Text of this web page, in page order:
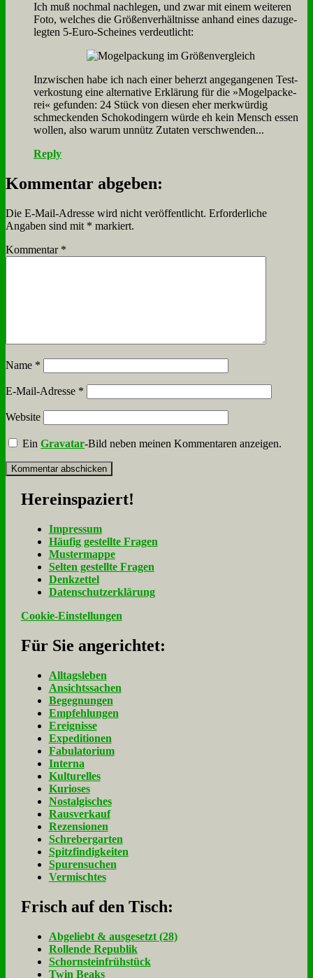
Ich muß noch­mal nach­le­gen, und zwar mit ei­nem wei­te­ren
Fo­to, wel­ches die Grö­ßen­ver­hält­nis­se an­hand ei­nes da­zu­ge­
leg­ten 5‑­Eu­ro-Schei­nes ver­deut­licht:
In­zwi­schen ha­be ich nach ei­ner be­herzt an­ge­gan­ge­nen Test­
ver­ko­stung ei­ne al­ter­na­ti­ve Er­klä­rung für die »Mo­gel­packe­
rei« ge­fun­den: 24 Stück von die­sen eher merk­wür­dig
schmecken­den Scho­ko­din­gern wür­de eh kein Mensch es­sen
wol­len, al­so war­um un­nütz Zu­ta­ten ver­schwen­den...
Reply
Kommentar abgeben:
Die E-Mail-Adresse wird nicht veröffentlicht. Erforderliche
Angaben sind mit * markiert.
Kommentar *
Name *
E-Mail-Adresse *
Website
EinGravatar-Bild neben meinen Kommentaren anzeigen.
Her­ein­spa­ziert!
Im­pres­sum
Häu­fig ge­stell­te Fra­gen
Mu­ster­map­pe
Sel­ten ge­stell­te Fra­gen
Denk­zet­tel
Da­ten­schutz­er­klä­rung
Cookie-Einstellungen
Für Sie an­ge­rich­tet:
Alltagsleben
Ansichtssachen
Begegnungen
Empfehlungen
Ereignisse
Expeditionen
Fabulatorium
Interna
Kulturelles
Kurioses
Nostalgisches
Rausverkauf
Rezensionen
Schrebergarten
Spitzfindigkeiten
Spurensuchen
Vermischtes
Frisch auf den Tisch:
Ab­ge­liebt & aus­ge­setzt (28)
Rol­len­de Re­pu­blik
Schorn­stein­früh­stück
Twin Beaks